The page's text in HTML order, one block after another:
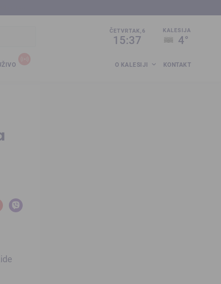
ČETVRTAK,6
15:37
KALESIJA
4°
O KALESIJI KONTAKT